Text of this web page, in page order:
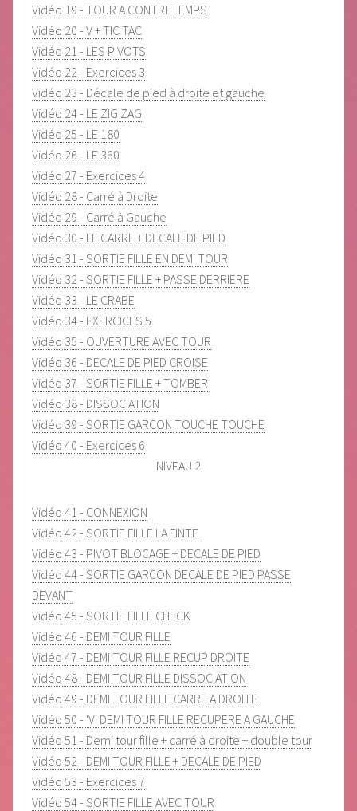
Vidéo 19 - TOUR A CONTRETEMPS
Vidéo 20 - V + TIC TAC
Vidéo 21 - LES PIVOTS
Vidéo 22 - Exercices 3
Vidéo 23 - Décale de pied à droite et gauche
Vidéo 24 - LE ZIG ZAG
Vidéo 25 - LE 180
Vidéo 26 - LE 360
Vidéo 27 - Exercices 4
Vidéo 28 - Carré à Droite
Vidéo 29 - Carré à Gauche
Vidéo 30 - LE CARRE + DECALE DE PIED
Vidéo 31 - SORTIE FILLE EN DEMI TOUR
Vidéo 32 - SORTIE FILLE + PASSE DERRIERE
Vidéo 33 - LE CRABE
Vidéo 34 - EXERCICES 5
Vidéo 35 - OUVERTURE AVEC TOUR
Vidéo 36 - DECALE DE PIED CROISE
Vidéo 37 - SORTIE FILLE + TOMBER
Vidéo 38 - DISSOCIATION
Vidéo 39 - SORTIE GARCON TOUCHE TOUCHE
Vidéo 40 - Exercices 6
NIVEAU 2
Vidéo 41 - CONNEXION
Vidéo 42 - SORTIE FILLE LA FINTE
Vidéo 43 - PIVOT BLOCAGE + DECALE DE PIED
Vidéo 44 - SORTIE GARCON DECALE DE PIED PASSE
DEVANT
Vidéo 45 - SORTIE FILLE CHECK
Vidéo 46 - DEMI TOUR FILLE
Vidéo 47 - DEMI TOUR FILLE RECUP DROITE
Vidéo 48 - DEMI TOUR FILLE DISSOCIATION
Vidéo 49 - DEMI TOUR FILLE CARRE A DROITE
Vidéo 50 - 'V' DEMI TOUR FILLE RECUPERE A GAUCHE
Vidéo 51 - Demi tour fille + carré à droite + double tour
Vidéo 52 - DEMI TOUR FILLE + DECALE DE PIED
Vidéo 53 - Exercices 7
Vidéo 54 - SORTIE FILLE AVEC TOUR